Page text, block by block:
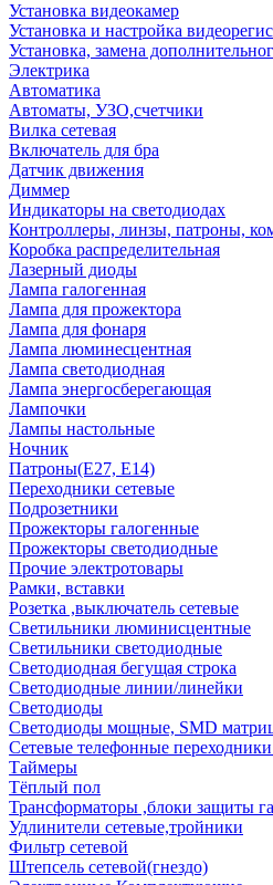
Установка видеокамер
Установка и настройка
Установка, замена
Электрика
Автоматика
Автоматы, УЗО,счетчики
Вилка сетевая
Включатель для бра
Датчик движения
Диммер
Индикаторы на светодиодах
Контроллеры, линзы, патроны,
Коробка распределительная
Лазерный диоды
Лампа галогенная
Лампа для прожектора
Лампа для фонаря
Лампа люминесцентная
Лампа светодиодная
Лампа энергосберегающая
Лампочки
Лампы настольные
Ночник
Патроны(Е27, Е14)
Переходники сетевые
Подрозетники
Прожекторы галогенные
Прожекторы светодиодные
Прочие электротовары
Рамки, вставки
Розетка ,выключатель сетевые
Светильники люминисцентные
Светильники светодиодные
Светодиодная бегущая строка
Светодиодные линии/линейки
Светодиоды
Светодиоды мощные, SMD
Сетевые телефонные
Таймеры
Тёплый пол
Трансформаторы ,блоки защиты
Удлинители сетевые,тройники
Фильтр сетевой
Штепсель сетевой(гнездо)